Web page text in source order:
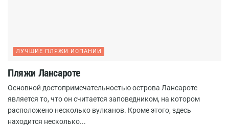
ЛУЧШИЕ ПЛЯЖИ ИСПАНИИ
Пляжи Лансароте
Основной достопримечательностью острова Лансароте
является то, что он считается заповедником, на котором
расположено несколько вулканов. Кроме этого, здесь
находится несколько...